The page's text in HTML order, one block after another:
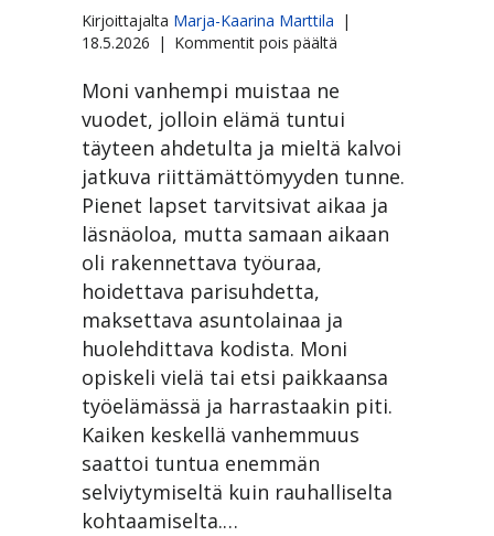
Kirjoittajalta Marja-Kaarina Marttila |
18.5.2026 | Kommentit pois päältä
on
uusi
mahdollisuus
Moni vanhempi muistaa ne
vuodet, jolloin elämä tuntui
täyteen ahdetulta ja mieltä kalvoi
jatkuva riittämättömyyden tunne.
Pienet lapset tarvitsivat aikaa ja
läsnäoloa, mutta samaan aikaan
oli rakennettava työuraa,
hoidettava parisuhdetta,
maksettava asuntolainaa ja
huolehdittava kodista. Moni
opiskeli vielä tai etsi paikkaansa
työelämässä ja harrastaakin piti.
Kaiken keskellä vanhemmuus
saattoi tuntua enemmän
selviytymiseltä kuin rauhalliselta
kohtaamiselta.…